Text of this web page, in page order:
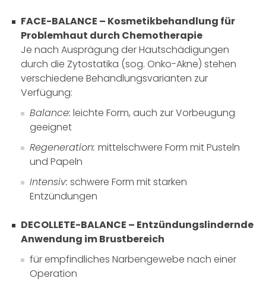
FACE-BALANCE – Kosmetikbehandlung für
Problemhaut durch Chemotherapie
Je nach Ausprägung der Hautschädigungen
durch die Zytostatika (sog. Onko-Akne) stehen
verschiedene Behandlungsvarianten zur
Verfügung:
Balance: leichte Form, auch zur Vorbeugung
geeignet
Regeneration: mittelschwere Form mit Pusteln
und Papeln
Intensiv: schwere Form mit starken
Entzündungen
DECOLLETE-BALANCE – Entzündungslindernde
Anwendung im Brustbereich
für empfindliches Narbengewebe nach einer
Operation